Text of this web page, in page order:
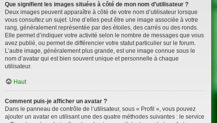
Que signifient les images situées à côté de mon nom d’utilisateur ?
Deux images peuvent apparaître à côté de votre nom d’utilisateur lorsque
vous consultez un sujet. Une d’elles peut être une image associée à votre
rang, généralement représentée par des étoiles, des carrés ou des ronds.
Elle permet d’indiquer votre activité selon le nombre de messages que vous
avez publié, ou permet de différencier votre statut particulier sur le forum.
L’autre image, généralement plus grande, est une image connue sous le
nom d’avatar qui est bien souvent unique et personnelle à chaque
utilisateur.
Haut
Comment puis-je afficher un avatar ?
Dans le panneau de contrôle de l’utilisateur, sous « Profil », vous pouvez
ajouter un avatar en utilisant une des quatre méthodes suivantes : le service